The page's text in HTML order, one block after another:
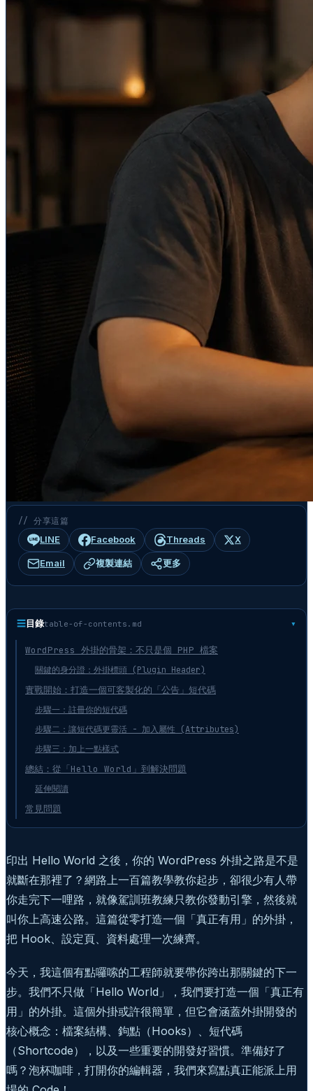
// 分享這篇
LINE Facebook Threads X
Email 複製連結 更多
☰目錄table-of-contents.md
WordPress 外掛的骨架：不只是個 PHP 檔案
關鍵的身分證：外掛標頭 (Plugin Header)
實戰開始：打造一個可客製化的「公告」短代碼
步驟一：註冊你的短代碼
步驟二：讓短代碼更靈活 - 加入屬性 (Attributes)
步驟三：加上一點樣式
總結：從「Hello World」到解決問題
延伸閱讀
常見問題
印出 Hello World 之後，你的 WordPress 外掛之路是不是
就斷在那裡了？網路上一百篇教學教你起步，卻很少有人帶
你走完下一哩路，就像駕訓班教練只教你發動引擎，然後就
叫你上高速公路。這篇從零打造一個「真正有用」的外掛，
把 Hook、設定頁、資料處理一次練齊。
今天，我這個有點囉嗦的工程師就要帶你跨出那關鍵的下一
步。我們不只做「Hello World」，我們要打造一個「真正有
用」的外掛。這個外掛或許很簡單，但它會涵蓋外掛開發的
核心概念：檔案結構、鉤點（Hooks）、短代碼
（Shortcode），以及一些重要的開發好習慣。準備好了
嗎？泡杯咖啡，打開你的編輯器，我們來寫點真正能派上用